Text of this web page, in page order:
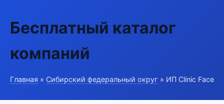
Бесплатный каталог
компаний
Главная » Сибирский федеральный округ » ИП Clinic Face